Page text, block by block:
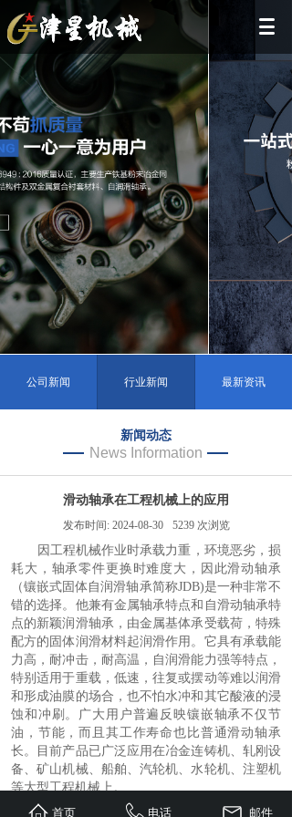
最新资讯
公司新闻 行业新闻
News Information
新闻动态
滑动轴承在工程机械上的应用
发布时间: 2024-08-30 5239 次浏览
因工程机械作业时承载力重，环境恶劣，损
耗大，轴承零件更换时难度大，因此滑动轴承
（镶嵌式固体自润滑轴承简称JDB)是一种非常不
错的选择。他兼有金属轴承特点和自滑动轴承特
点的新颖润滑轴承，由金属基体承受载荷，特殊
配方的固体润滑材料起润滑作用。它具有承载能
力高，耐冲击，耐高温，自润滑能力强等特点，
特别适用于重载，低速，往复或摆动等难以润滑
和形成油膜的场合，也不怕水冲和其它酸液的浸
蚀和冲刷。广大用户普遍反映镶嵌轴承不仅节
油，节能，而且其工作寿命也比普通滑动轴承
长。目前产品已广泛应用在冶金连铸机、轧刚设
备、矿山机械、船舶、汽轮机、水轮机、注塑机
等大型工程机械上。
首页
电话 邮件